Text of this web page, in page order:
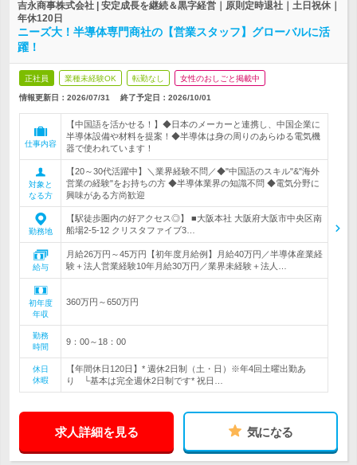
吉永商事株式会社 | 安定成長を継続＆黒字経営｜原則定時退社｜土日祝休｜
年休120日
ニーズ大！半導体専門商社の【営業スタッフ】グローバルに活
躍！
正社員 業種未経験OK 転勤なし 女性のおしごと掲載中
情報更新日：2026/07/31 終了予定日： 2026/10/01
仕事内容
【中国語を活かせる！】◆日本のメーカーと連携し、中国企業に
半導体設備や材料を提案！◆半導体は身の周りのあらゆる電気機
器で使われています！
対象と
なる方
【20～30代活躍中】＼業界経験不問／◆"中国語のスキル"&"海外
営業の経験"をお持ちの方 ◆半導体業界の知識不問 ◆電気分野に
興味がある方尚歓迎
勤務地
【駅徒歩圏内の好アクセス◎】 ■大阪本社 大阪府大阪市中央区南
船場2-5-12 クリスタファイブ3…
給与
月給26万円～45万円【初年度月給例】月給40万円／半導体産業経
験＋法人営業経験10年月給30万円／業界未経験＋法人…
初年度
年収
360万円～650万円
勤務
時間
9：00～18：00
休日
休暇
【年間休日120日】* 週休2日制（土・日）※年4回土曜出勤あ
り └基本は完全週休2日制です* 祝日…
求人詳細を見る 気になる